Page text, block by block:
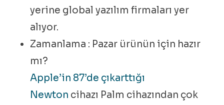
yerine global yazılım firmaları yer
alıyor.
Zamanlama : Pazar ürünün için hazır
mı?
Apple’in 87’de çıkarttığı
Newton cihazı Palm cihazından çok